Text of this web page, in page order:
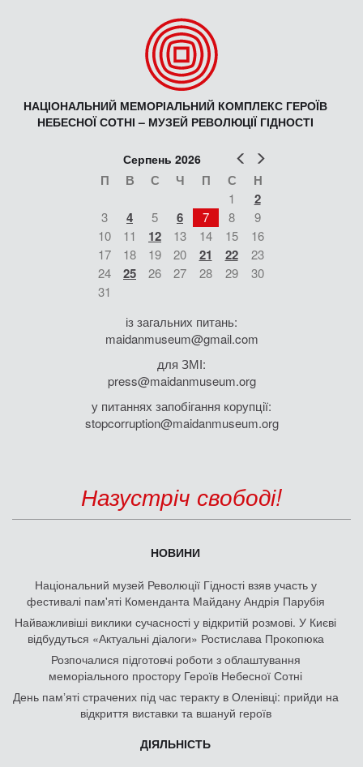
НАЦІОНАЛЬНИЙ МЕМОРІАЛЬНИЙ КОМПЛЕКС ГЕРОЇВ
НЕБЕСНОЇ СОТНІ – МУЗЕЙ РЕВОЛЮЦІЇ ГІДНОСТІ
Попер
Серпень 2026
П В С Ч П С Н
1 2
3 4 5 6 7 8
9
10
11 12 13 14 15
16
17
18 19 20 21 22
23
24
25 26 27 28 29
30
31
із загальних питань:
maidanmuseum@gmail.com
для ЗМІ:
press@maidanmuseum.org
у питаннях запобігання корупції:
stopcorruption@maidanmuseum.org
Назустріч свободі!
НОВИНИ
Національний музей Революції Гідності взяв участь у
фестивалі пам'яті Коменданта Майдану Андрія Парубія
Найважливіші виклики сучасності у відкритій розмові. У Києві
відбудуться «Актуальні діалоги» Ростислава Прокопюка
Розпочалися підготовчі роботи з облаштування
меморіального простору Героїв Небесної Сотні
День памʼяті страчених під час теракту в Оленівці: прийди на
відкриття виставки та вшануй героїв
ДІЯЛЬНІСТЬ